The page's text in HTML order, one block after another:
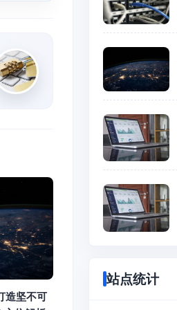
造坚不可
站点统计